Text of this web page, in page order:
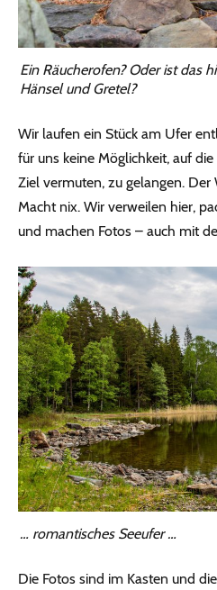
Ein Räucherofen? Oder ist das
Hänsel und Gretel?
Wir laufen ein Stück am Ufer
für uns keine Möglichkeit, auf
Ziel vermuten, zu gelangen. Der
Macht nix. Wir verweilen hier,
und machen Fotos – auch mit
… romantisches Seeufer …
Die Fotos sind im Kasten und